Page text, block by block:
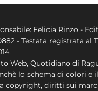
Felicia Rinzo -
- Testata registrata al
Web, Quotidiano di
lo schema di colori e
copyright, diritti sui